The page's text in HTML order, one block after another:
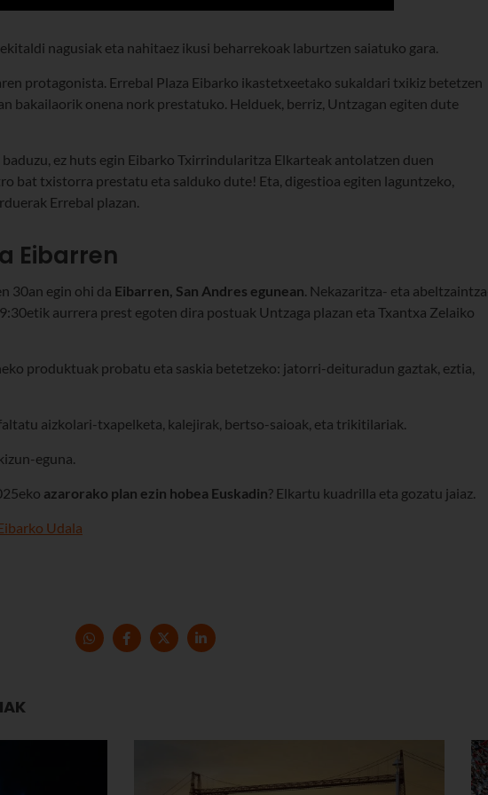
nagusiak eta nahitaez ikusi beharrekoak laburtzen saiatuko gara.
protagonista. Errebal Plaza Eibarko ikastetxeetako sukaldari txikiz betetzen
bakailaorik onena nork prestatuko. Helduek, berriz, Untzagan egiten dute
ez huts egin Eibarko Txirrindularitza Elkarteak antolatzen duen
bat txistorra prestatu eta salduko dute! Eta, digestioa egiten laguntzeko,
Errebal plazan.
Eibarren
30an egin ohi da Eibarren, San Andres egunean. Nekazaritza- eta
aurrera prest egoten dira postuak Untzaga plazan eta Txantxa Zelaiko
produktuak probatu eta saskia betetzeko: jatorri-deituradun gaztak, eztia,
aizkolari-txapelketa, kalejirak, bertso-saioak, eta trikitilariak.
eguna.
azarorako plan ezin hobea Euskadin? Elkartu kuadrilla eta gozatu jaiaz.
Udala